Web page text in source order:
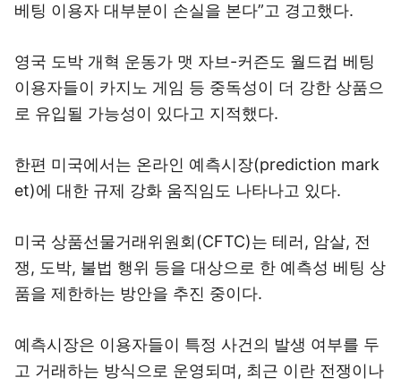
베팅 이용자 대부분이 손실을 본다”고 경고했다.
영국 도박 개혁 운동가 맷 자브-커즌도 월드컵 베팅
이용자들이 카지노 게임 등 중독성이 더 강한 상품으
로 유입될 가능성이 있다고 지적했다.
한편 미국에서는 온라인 예측시장(prediction mark
et)에 대한 규제 강화 움직임도 나타나고 있다.
미국 상품선물거래위원회(CFTC)는 테러, 암살, 전
쟁, 도박, 불법 행위 등을 대상으로 한 예측성 베팅 상
품을 제한하는 방안을 추진 중이다.
예측시장은 이용자들이 특정 사건의 발생 여부를 두
고 거래하는 방식으로 운영되며, 최근 이란 전쟁이나